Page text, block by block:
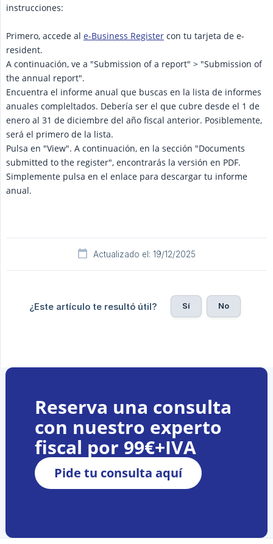
instrucciones:
Primero, accede al e-Business Register con tu tarjeta de e-
resident.
A continuación, ve a "Submission of a report" > "Submission of
the annual report".
Encuentra el informe anual que buscas en la lista de informes
anuales compleltados. Debería ser el que cubre desde el 1 de
enero al 31 de diciembre del año fiscal anterior. Posiblemente,
será el primero de la lista.
Pulsa en "View". A continuación, en la sección "Documents
submitted to the register", encontrarás la versión en PDF.
Simplemente pulsa en el enlace para descargar tu informe
anual.
Actualizado el: 19/12/2025
¿Este artículo te resultó útil? Sí No
Reserva una consulta
con nuestro experto
fiscal por 99€+IVA
Pide tu consulta aquí